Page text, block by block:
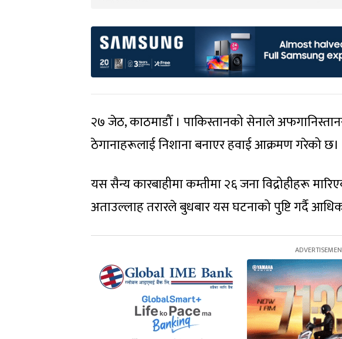
२७ जेठ, काठमाडौँ । पाकिस्तानको सेनाले
ठेगानाहरूलाई निशाना बनाएर हवाई आक्रमण गरेको छ।
यस सैन्य कारबाहीमा कम्तीमा २६ जना विद्रोहीहरू
अताउल्लाह तरारले बुधबार यस घटनाको पुष्टि गर्दै